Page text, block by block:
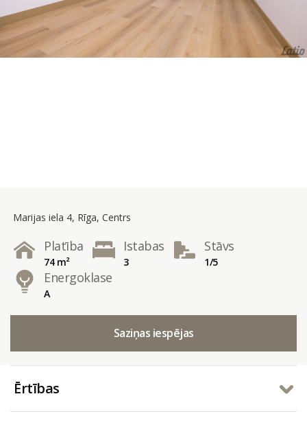
Marijas iela 4, Rīga, Centrs
Platība
74 m²
Istabas
3
Stāvs
1/5
Energoklase
A
Saziņas iespējas
Ērtības